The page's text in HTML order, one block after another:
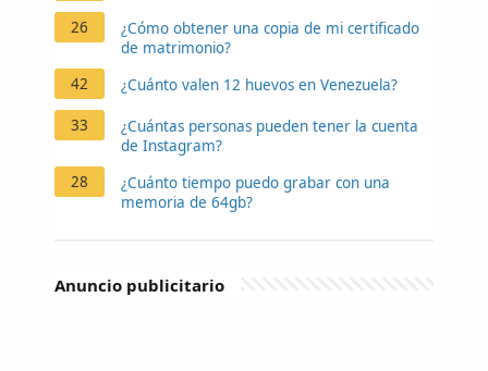
26
¿Cómo obtener una copia de mi certificado
de matrimonio?
42
¿Cuánto valen 12 huevos en Venezuela?
33
¿Cuántas personas pueden tener la cuenta
de Instagram?
28
¿Cuánto tiempo puedo grabar con una
memoria de 64gb?
Anuncio publicitario